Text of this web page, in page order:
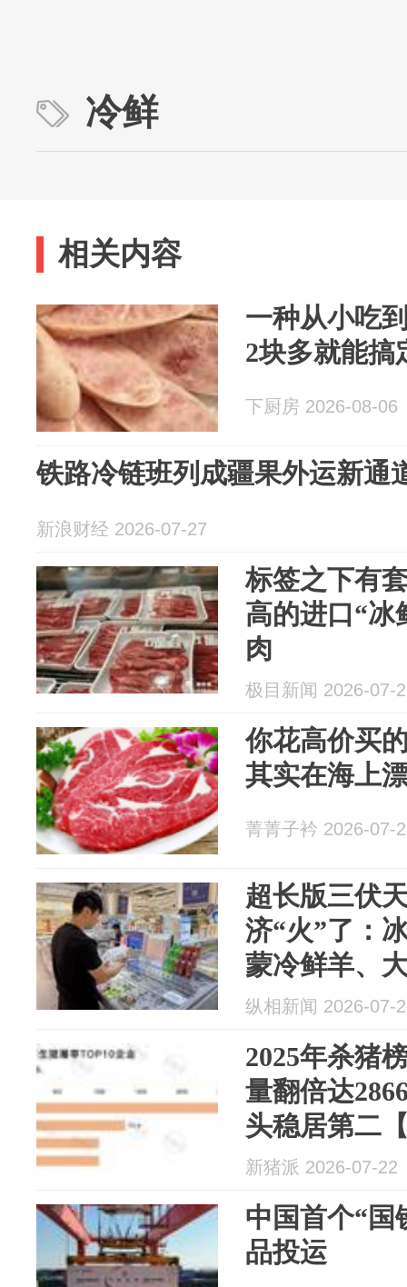
冷鲜
相关内容
一种从小吃
2块多就能搞
下厨房 2026-08-06
铁路冷链班列成疆果外运新通
新浪财经 2026-07-27
标签之下有
高的进口“冰
肉
极目新闻 2026-07-
你花高价买
其实在海上
菁菁子衿 2026-07-
超长版三伏
济“火”了：
蒙冷鲜羊、
日餐桌
纵相新闻 2026-07-
2025年杀猪
量翻倍达
头稳居第二
猪业】
新猪派 2026-07-22
中国首个“国
品投运